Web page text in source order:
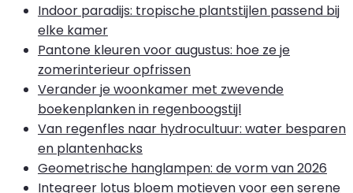
Indoor paradijs: tropische plantstijlen passend bij
elke kamer
Pantone kleuren voor augustus: hoe ze je
zomerinterieur opfrissen
Verander je woonkamer met zwevende
boekenplanken in regenboogstijl
Van regenfles naar hydrocultuur: water besparen
en plantenhacks
Geometrische hanglampen: de vorm van 2026
Integreer lotus bloem motieven voor een serene